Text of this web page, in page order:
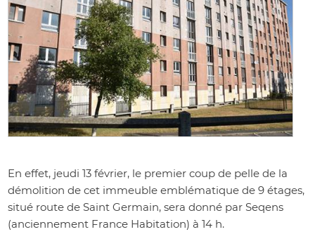
En effet, jeudi 13 février, le premier coup de pelle de la
démolition de cet immeuble emblématique de 9 étages,
situé route de Saint Germain, sera donné par Seqens
(anciennement France Habitation) à 14 h.